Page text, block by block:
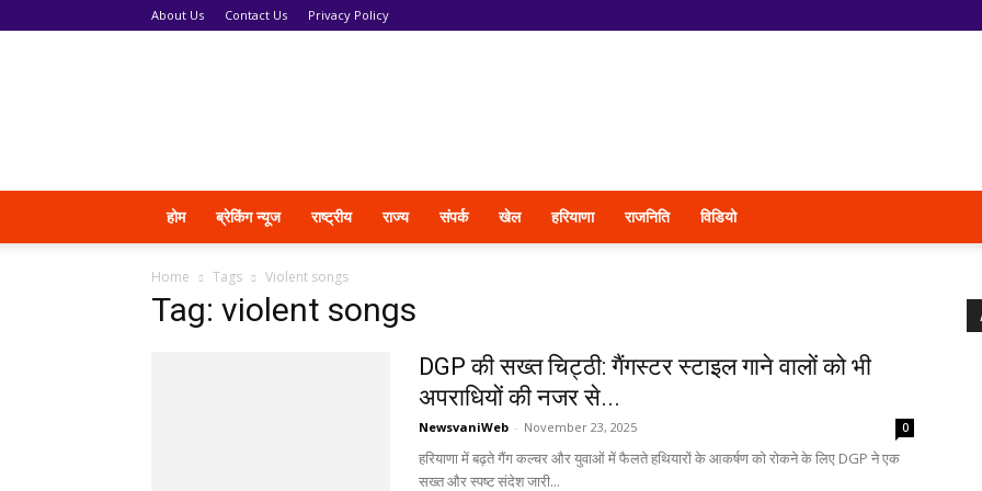
About Us Contact Us Privacy Policy
होम ब्रेकिंग न्यूज राष्ट्रीय राज्य संपर्क खेल हरियाणा राजनिति विडियो
Home Tags Violent songs
Tag: violent songs
DGP की सख्त चिट्ठी: गैंगस्टर स्टाइल गाने वालों को भी
अपराधियों की नजर से...
NewsvaniWeb - November 23, 2025 0
हरियाणा में बढ़ते गैंग कल्चर और युवाओं में फैलते हथियारों के आकर्षण को रोकने के लिए DGP ने एक
सख्त और स्पष्ट संदेश जारी...